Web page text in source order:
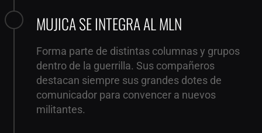
MUJICA SE INTEGRA AL MLN
Forma parte de distintas columnas y grupos
dentro de la guerrilla. Sus compañeros
destacan siempre sus grandes dotes de
comunicador para convencer a nuevos
militantes.